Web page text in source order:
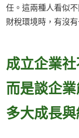
任。這兩種人看似
財稅環境時，有沒
成立企業
而是談企
多大成長